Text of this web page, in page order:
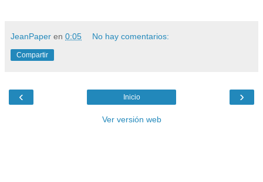
JeanPaper en 0:05 No hay comentarios:
Compartir
‹ ›
Inicio
Ver versión web